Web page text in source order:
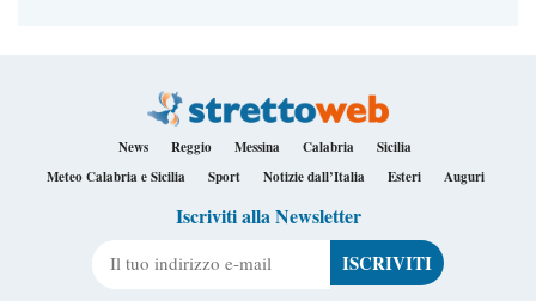
News Reggio Messina Calabria
Sicilia
Meteo Calabria e Sicilia
Sport Notizie dall’Italia Esteri Auguri
Iscriviti alla Newsletter